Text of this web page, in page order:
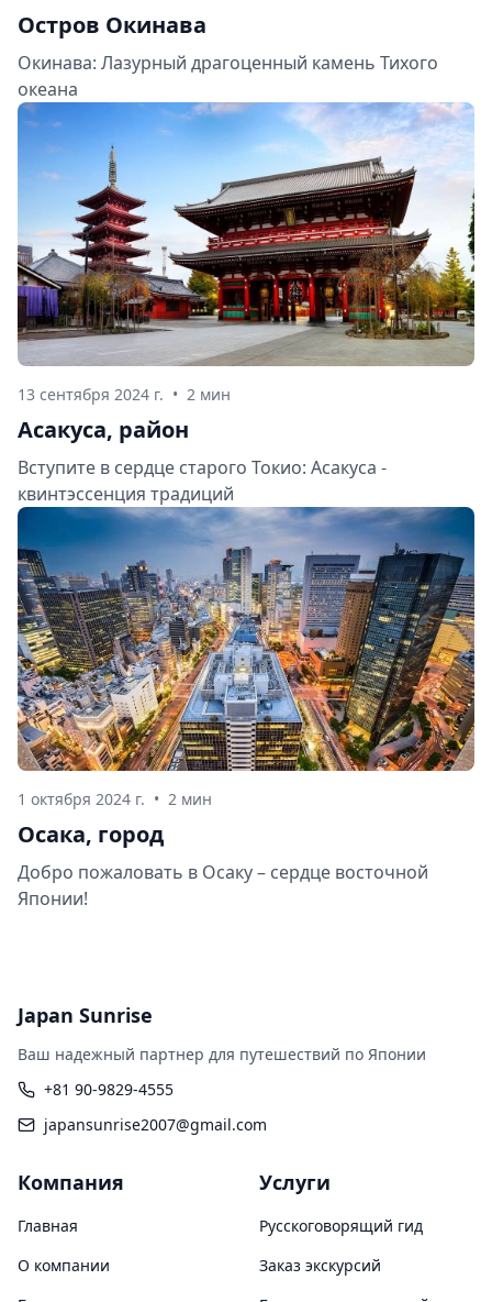
Остров Окинава
Окинава: Лазурный драгоценный камень Тихого
океана
13 сентября 2024 г. • 2 мин
Асакуса, район
Вступите в сердце старого Токио: Асакуса -
квинтэссенция традиций
1 октября 2024 г. • 2 мин
Осака, город
Добро пожаловать в Осаку – сердце восточной
Японии!
Japan Sunrise
Ваш надежный партнер для путешествий по Японии
+81 90-9829-4555
japansunrise2007@gmail.com
Компания
Главная
О компании
Услуги
Русскоговорящий гид
Заказ экскурсий